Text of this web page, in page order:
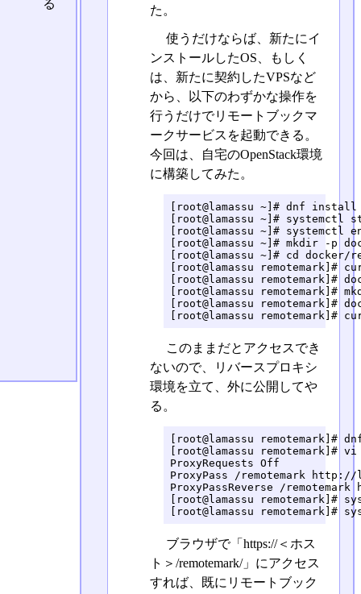
た。
使うだけならば、新たにイ
ンストールしたOS、もしく
は、新たに契約したVPSなど
から、以下のわずかな操作を
行うだけでリモートブックマ
ークサービスを起動できる。
今回は、自宅のOpenStack環境
に構築してみた。
[root@lamassu ~]# dnf install
[root@lamassu ~]# systemctl
[root@lamassu ~]# systemctl
[root@lamassu ~]# mkdir -p
[root@lamassu ~]# cd docker/
[root@lamassu remotemark]#
[root@lamassu remotemark]#
[root@lamassu remotemark]#
[root@lamassu remotemark]#
[root@lamassu
このままだとアクセスでき
ないので、リバースプロキシ
環境を立て、外に公開してや
る。
[root@lamassu remotemark]#
[root@lamassu
ProxyRequests Off
ProxyPass /remotemark
ProxyPassReverse /
[root@lamassu remotemark]#
[root@lamassu remotemark]#
ブラウザで「https://＜ホス
ト＞/remotemark/」にアクセス
すれば、既にリモートブック
る